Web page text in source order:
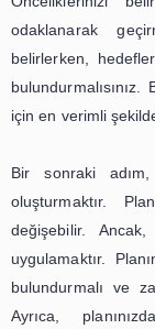
ve daha iyi bir
Sonuç olarak,
başarıya
kaçınmak ve
oldukça
verimli bir
fazla
başarılı bir